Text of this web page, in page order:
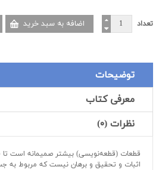
تعداد
توضیحات
معرفی کتاب
نظرات (۰)
قطعات (قطعه‌نویسی) بیشتر صمیمانه است تا
اثبات و تحقیق و برهان نیست که مربوط به